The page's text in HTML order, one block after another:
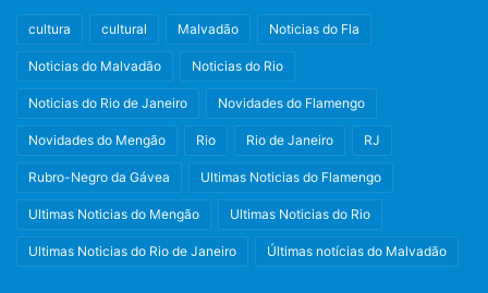
cultura cultural Malvadão Noticias do Fla
Noticias do Malvadão Noticias do Rio
Noticias do Rio de Janeiro Novidades do Flamengo
Novidades do Mengão Rio Rio de Janeiro RJ
Rubro-Negro da Gávea Ultimas Noticias do Flamengo
Ultimas Noticias do Mengão Ultimas Noticias do Rio
Ultimas Noticias do Rio de Janeiro Últimas notícias do Malvadão